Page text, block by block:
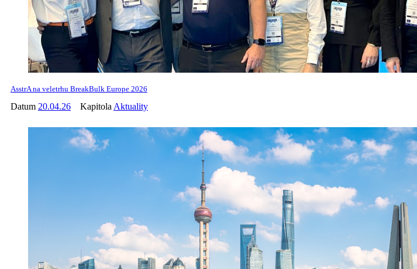
AsstrA na veletrhu BreakBulk Europe 2026
Datum 20.04.26 Kapitola Aktuality